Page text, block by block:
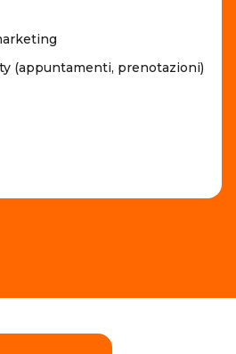
(appuntamenti, prenotazioni)